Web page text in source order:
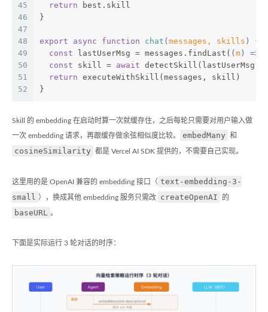
45
46
47
48
49
50
51
52
return best.skill
}
export async function chat ( messages, skills ) {
const lastUserMsg = messages.findLast( ( m ) =>
const skill = await
return executeWithSkill(messages, skill)
}
Skill 的 embedding 在启动时算一次就缓存住，之后每轮只需要对用户输入做
一次 embedding 请求，再跟缓存做余弦相似度比较。 embedMany 和
cosineSimilarity 都是 Vercel AI SDK 提供的，不需要自己实现。
这里用的是 OpenAI 兼容的 embedding 接口（ text-embedding-3-
small ），换成其他 embedding 服务只需改 createOpenAI 的
baseURL 。
下面是实际运行 3 轮对话的时序：